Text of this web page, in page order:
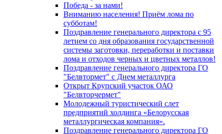
Победа - за нами!
Вниманию населения! Приём лома по
субботам!
Поздравление генерального директора с 95
летием со дня образования государственной
системы заготовки, переработки и поставки
лома и отходов черных и цветных металлов!
Поздравление генерального директора ГО
"Белвтормет" с Днем металлурга
Открыт Крупский участок ОАО
"Белвторчермет"
Молодежный туристический слет
предприятий холдинга «Белорусская
металлургическая компания».
Поздравление генерального директора ГО